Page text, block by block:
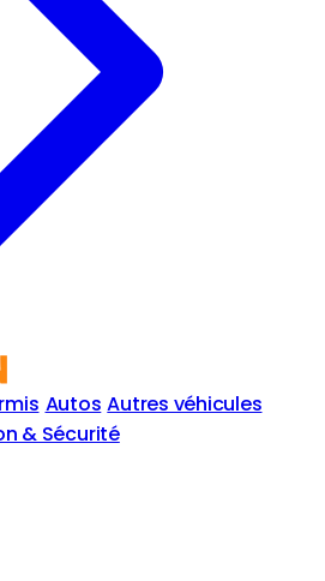
Autos Autres véhicules
& Sécurité